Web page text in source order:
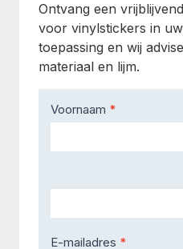
Ontvang een
voor vinylstickers in
toepassing en wij
materiaal en lijm.
Contact
Us
Voornaam *
E-mailadres *